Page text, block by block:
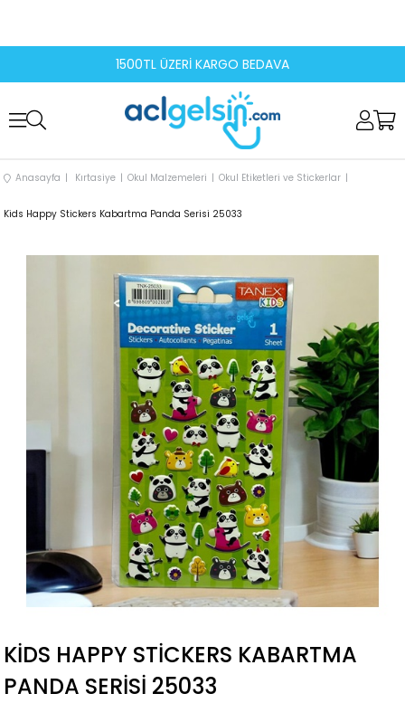
1500TL ÜZERİ KARGO BEDAVA
Anasayfa Kırtasiye Okul Malzemeleri Okul Etiketleri ve Stickerlar
Kids Happy Stickers Kabartma Panda Serisi 25033
KIDS HAPPY STICKERS KABARTMA
PANDA SERISI 25033